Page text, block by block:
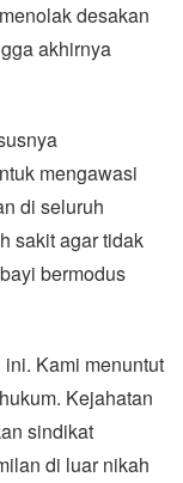
desakan
akhirnya
mengawasi
di seluruh
sakit agar tidak
bermodus
Kami menuntut
Kejahatan
sindikat
di luar nikah